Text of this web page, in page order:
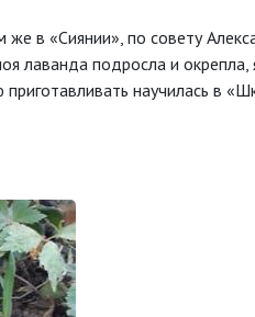
в «Сиянии», по совету
лаванда подросла и окрепла,
научилась в